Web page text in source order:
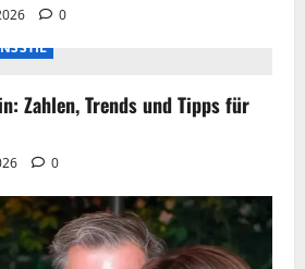
0
Zahlen, Trends und Tipps für
0